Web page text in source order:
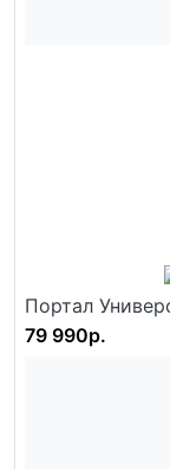
Портал
79 990р.